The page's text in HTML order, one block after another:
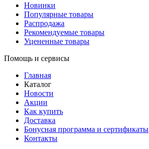
Новинки
Популярные товары
Распродажа
Рекомендуемые товары
Уцененные товары
Помощь и сервисы
Главная
Каталог
Новости
Акции
Как купить
Доставка
Бонусная программа и сертификаты
Контакты